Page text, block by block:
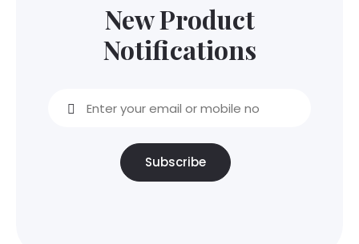
New Product
Notifications
Subscribe